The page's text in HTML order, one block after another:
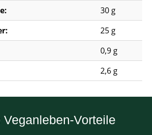
30 g
25 g
0,9 g
2,6 g
Veganleben-Vorteile